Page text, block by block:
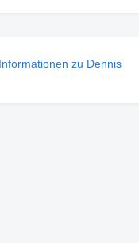
zu Dennis